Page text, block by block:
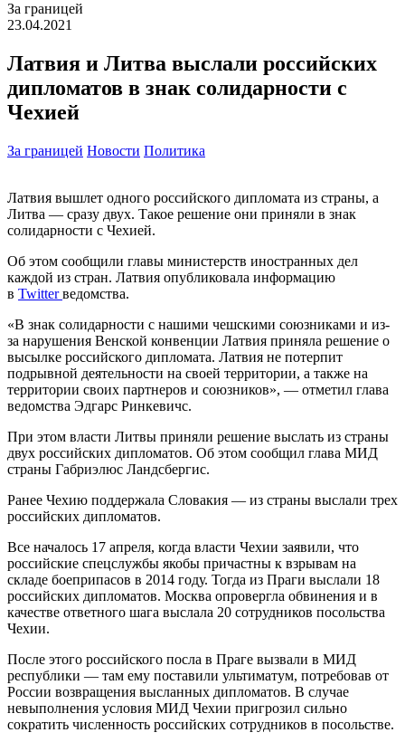
За границей
23.04.2021
Латвия и Литва выслали российских
дипломатов в знак солидарности с
Чехией
За границей Новости Политика
Латвия вышлет одного российского дипломата из страны, а
Литва — сразу двух. Такое решение они приняли в знак
солидарности с Чехией.
Об этом сообщили главы министерств иностранных дел
каждой из стран. Латвия опубликовала информацию
в Twitterведомства.
«В знак солидарности с нашими чешскими союзниками и из-
за нарушения Венской конвенции Латвия приняла решение о
высылке российского дипломата. Латвия не потерпит
подрывной деятельности на своей территории, а также на
территории своих партнеров и союзников», — отметил глава
ведомства Эдгарс Ринкевичс.
При этом власти Литвы приняли решение выслать из страны
двух российских дипломатов. Об этом сообщил глава МИД
страны Габриэлюс Ландсбергис.
Ранее Чехию поддержала Словакия — из страны выслали трех
российских дипломатов.
Все началось 17 апреля, когда власти Чехии заявили, что
российские спецслужбы якобы причастны к взрывам на
складе боеприпасов в 2014 году. Тогда из Праги выслали 18
российских дипломатов. Москва опровергла обвинения и в
качестве ответного шага выслала 20 сотрудников посольства
Чехии.
После этого российского посла в Праге вызвали в МИД
республики — там ему поставили ультиматум, потребовав от
России возвращения высланных дипломатов. В случае
невыполнения условия МИД Чехии пригрозил сильно
сократить численность российских сотрудников в посольстве.